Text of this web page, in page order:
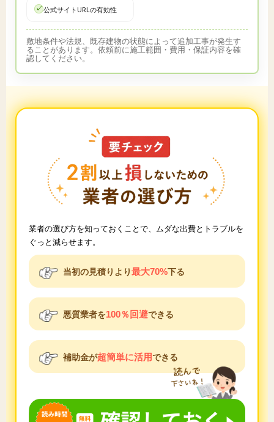
公式サイトURLの有効性
敷地条件や法規、既存建物の状態によって追加工事が発生す
ることがあります。依頼前に施工範囲・費用・保証内容を確
認してください。
業者の選び方を知っておくことで、ムダな出費とトラブルを
ぐっと減らせます。
当初の見積りより最大70%下る
悪質業者を100％回避できる
補助金が超簡単に活用できる